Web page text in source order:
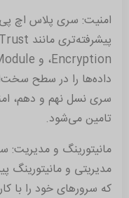
امنیت: سری پلاس اچ
داده‌ها را در سطح
سری نسل نهم و دهم،
تامین می‌شود.
مانیتورینگ و
مدیریتی و مانیتورینگ
که سرورهای خود را با